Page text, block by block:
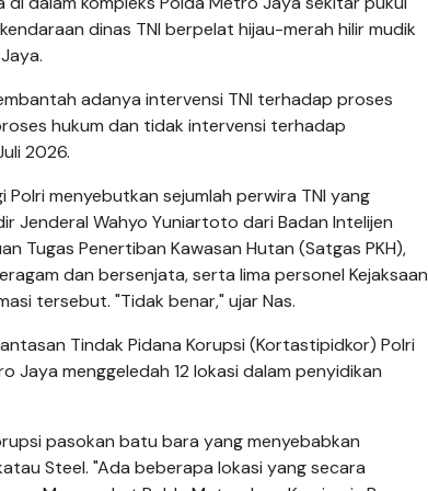
dinas TNI berpelat hijau-merah hilir mudik
adanya intervensi TNI terhadap proses
hukum dan tidak intervensi terhadap
2026.
menyebutkan sejumlah perwira TNI yang
Jenderal Wahyo Yuniartoto dari Badan Intelijen
Tugas Penertiban Kawasan Hutan (Satgas PKH),
dan bersenjata, serta lima personel Kejaksaan
tersebut. "Tidak benar," ujar Nas.
Tindak Pidana Korupsi (Kortastipidkor) Polri
Jaya menggeledah 12 lokasi dalam penyidikan
pasokan batu bara yang menyebabkan
Steel. "Ada beberapa lokasi yang secara